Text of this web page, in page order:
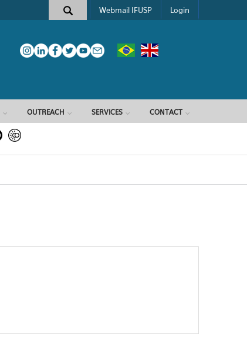
Webmail IFUSP Login
OUTREACH SERVICES CONTACT